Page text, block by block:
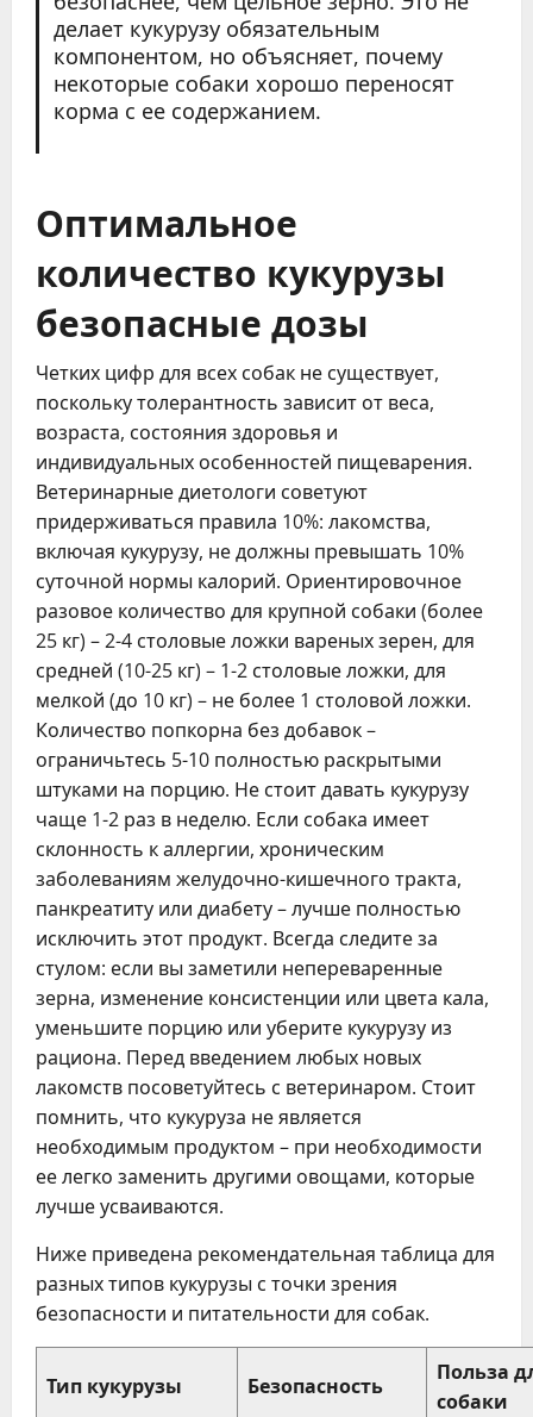
делает кукурузу обязательным
компонентом, но объясняет, почему
некоторые собаки хорошо переносят
корма с ее содержанием.
Оптимальное
количество кукурузы
безопасные дозы
Четких цифр для всех собак не существует,
поскольку толерантность зависит от веса,
возраста, состояния здоровья и
индивидуальных особенностей пищеварения.
Ветеринарные диетологи советуют
придерживаться правила 10%: лакомства,
включая кукурузу, не должны превышать 10%
суточной нормы калорий. Ориентировочное
разовое количество для крупной собаки (более
25 кг) – 2-4 столовые ложки вареных зерен, для
средней (10-25 кг) – 1-2 столовые ложки, для
мелкой (до 10 кг) – не более 1 столовой ложки.
Количество попкорна без добавок –
ограничьтесь 5-10 полностью раскрытыми
штуками на порцию. Не стоит давать кукурузу
чаще 1-2 раз в неделю. Если собака имеет
склонность к аллергии, хроническим
заболеваниям желудочно-кишечного тракта,
панкреатиту или диабету – лучше полностью
исключить этот продукт. Всегда следите за
стулом: если вы заметили непереваренные
зерна, изменение консистенции или цвета кала,
уменьшите порцию или уберите кукурузу из
рациона. Перед введением любых новых
лакомств посоветуйтесь с ветеринаром. Стоит
помнить, что кукуруза не является
необходимым продуктом – при необходимости
ее легко заменить другими овощами, которые
лучше усваиваются.
Ниже приведена рекомендательная таблица для
разных типов кукурузы с точки зрения
безопасности и питательности для собак.
Тип кукурузы Безопасность
Польза
собаки